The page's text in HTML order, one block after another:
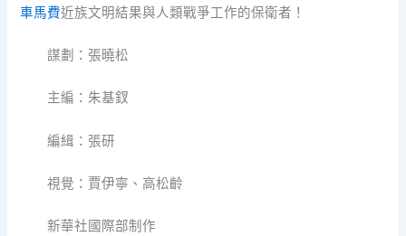
車馬費近族文明結果與人類戰爭工作的保衛者！
謀劃：張曉松
主編：朱基釵
編緝：張研
視覺：賈伊寧、高松齡
新華社國際部制作